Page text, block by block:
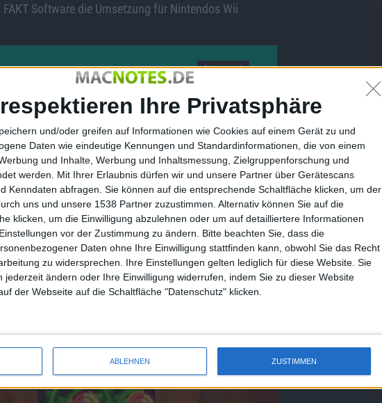
Ihre Privatsphäre
und/oder greifen auf Informationen wie Cookies auf einem Gerät zu und
Daten wie eindeutige Kennungen und Standardinformationen, die von einem
und Inhalte, Werbung und Inhaltsmessung, Zielgruppenforschung und
werden.
Mit Ihrer Erlaubnis dürfen wir und unsere Partner über Gerätescans
Kenndaten abfragen. Sie können auf die entsprechende Schaltfläche klicken, um der
uns und unsere 1538 Partner zuzustimmen. Alternativ können Sie auf die
klicken, um die Einwilligung abzulehnen oder um auf detailliertere Informationen
vor der Zustimmung zu ändern.
Bitte beachten Sie, dass die
Daten ohne Ihre Einwilligung stattfinden kann, obwohl Sie das Recht
zu widersprechen. Ihre Einstellungen gelten lediglich für diese Website. Sie
jederzeit ändern oder Ihre Einwilligung widerrufen, indem Sie zu dieser Website
der Webseite auf die Schaltfläche "Datenschutz" klicken.
ABLEHNEN ZUSTIMMEN
Software die Umsetzung für Nintendos Wii
Bild 1 von 2
Nächstes Bild